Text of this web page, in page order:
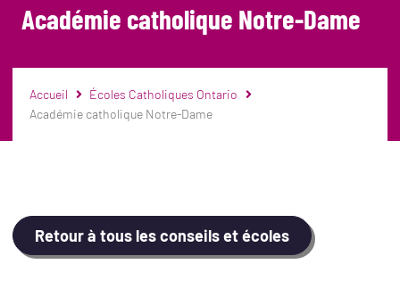
Académie catholique Notre-Dame
Accueil
Écoles Catholiques Ontario
Académie catholique Notre-Dame
Retour à tous les conseils et écoles